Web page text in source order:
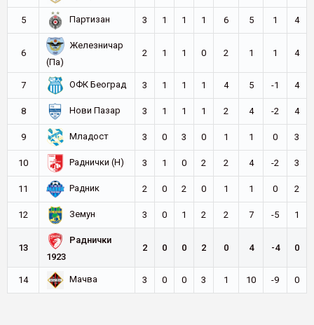
5 Партизан 3 1 1 1 6 5 1 4
6
Железничар
(Па)
2 1 1 0 2 1 1 4
7 ОФК Београд 3 1 1 1 4 5 -1 4
8 Нови Пазар 3 1 1 1 2 4 -2 4
9 Младост 3 0 3 0 1 1 0 3
10 Раднички (Н) 3 1 0 2 2 4 -2 3
11 Радник 2 0 2 0 1 1 0 2
12 Земун 3 0 1 2 2 7 -5 1
13
Раднички
1923
2 0 0 2 0 4 -4 0
14 Мачва 3 0 0 3 1 10 -9 0